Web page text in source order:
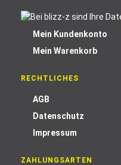
Mein Kundenkonto
Mein Warenkorb
RECHTLICHES
AGB
Datenschutz
Impressum
ZAHLUNGSARTEN